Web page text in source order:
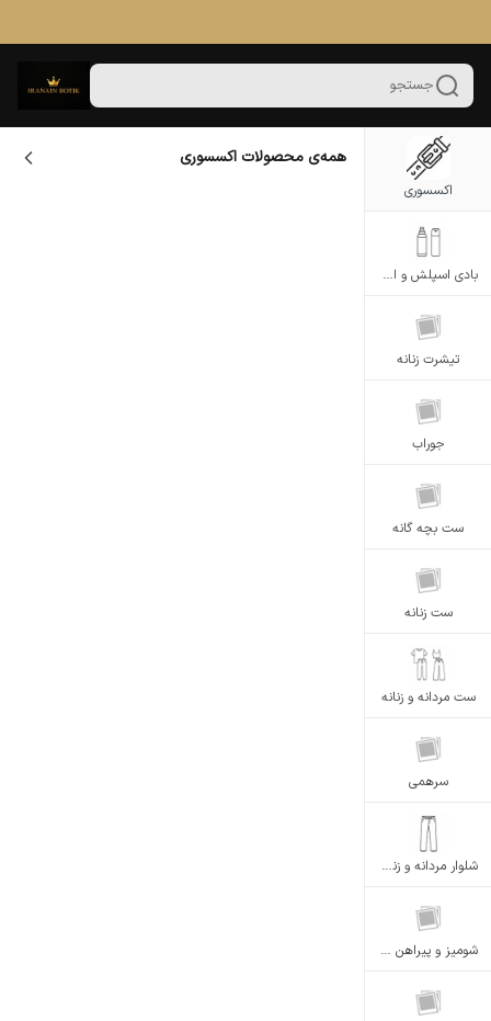
جستجو
اکسسوری
بادی اسپلش و اسپری بدن
تیشرت زنانه
جوراب
ست بچه گانه
ست زنانه
ست مردانه و زنانه
سرهمی
شلوار مردانه و زنانه
شومیز و پیراهن زنانه
همه‌ی محصولات اکسسوری